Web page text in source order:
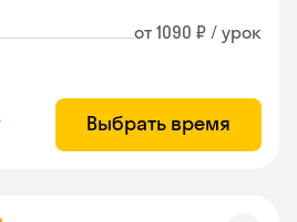
от 1090 ₽ / урок
Выбрать время